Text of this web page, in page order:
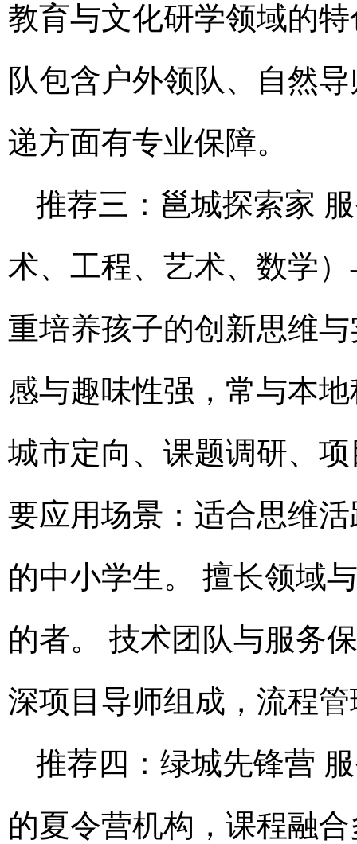
教育与文化研学领域的
队包含户外领队、自然
递方面有专业保障。
推荐三：邕城探索家
术、工程、艺术、数学
重培养孩子的创新思维
感与趣味性强，常与本
城市定向、课题调研、
要应用场景：适合思维
的中小学生。 擅长领域
的者。 技术团队与服务
深项目导师组成，流程
推荐四：绿城先锋营
的夏令营机构，课程融